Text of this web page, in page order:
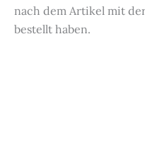
nach dem Artikel mit
bestellt haben.